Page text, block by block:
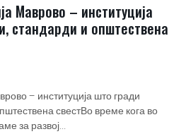
Маврово – институција
стандарди и општествена
– институција што гради
свестВо време кога во
за развој...